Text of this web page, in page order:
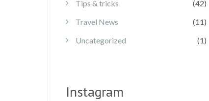
Tips & tricks
(42)
Travel News
(11)
Uncategorized
(1)
Instagram